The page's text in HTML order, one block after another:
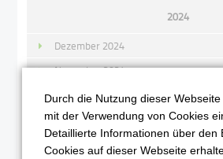
2024
Dezember 2024
November 2024
Oktober 2024
September 2024
August 2024
Durch die Nutzung dieser
mit der Verwendung von Cookies
Detaillierte Informationen über den
Cookies auf dieser Webseite